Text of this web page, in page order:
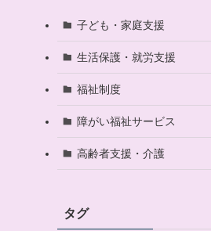
子ども・家庭支援
生活保護・就労支援
福祉制度
障がい福祉サービス
高齢者支援・介護
タグ